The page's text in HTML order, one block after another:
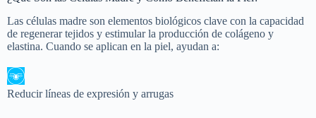
Las células madre son elementos biológicos clave con la capacidad
de regenerar tejidos y estimular la producción de colágeno y
elastina. Cuando se aplican en la piel, ayudan a:
Reducir líneas de expresión y arrugas